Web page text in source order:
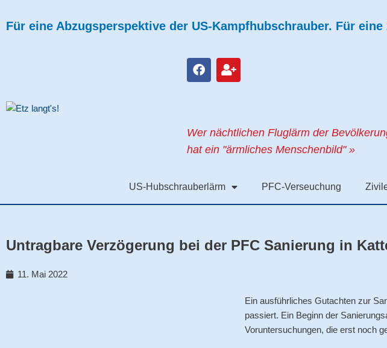
Inhalt
Für eine Abzugsperspektive der US-Kampfhubschrauber. Für
F
a
o
k
U
s
l
u
Wer nächtlichen Fluglärm der
hat ein "ärmliches Menschenbild" »
US-Hubschrauberlärm PFC-Verseuchung
Untragbare Verzögerung bei der PFC Sanierung in
11. Mai 2022
Ein ausführliches Gutachten zur
passiert. Ein Beginn der
Voruntersuchungen, die erst noch